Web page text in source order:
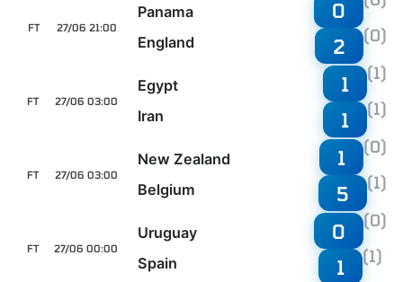
27/06 21:00
FT
Panama
England
0
2 (0)
27/06 03:00
FT
Egypt
Iran
1 (1)
1 (1)
27/06 03:00
FT
New Zealand
Belgium
1 (0)
5 (1)
27/06 00:00
FT
Uruguay
Spain
0 (0)
1 (1)